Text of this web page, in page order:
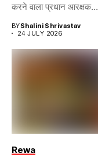
करने वाला प्रधान आरक्षक...
BYShalini Shrivastav
24 JULY 2026
Rewa